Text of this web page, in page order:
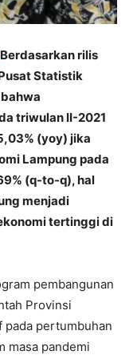
Berdasarkan rilis
Statistik
triwulan II-2021
(yoy) jika
Lampung pada
(q-to-q), hal
menjadi
tertinggi di
pembangunan
Provinsi
pada pertumbuhan
masa pandemi